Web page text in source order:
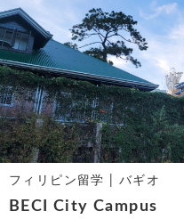
フィリピン留学 | バギオ
BECI City Campus